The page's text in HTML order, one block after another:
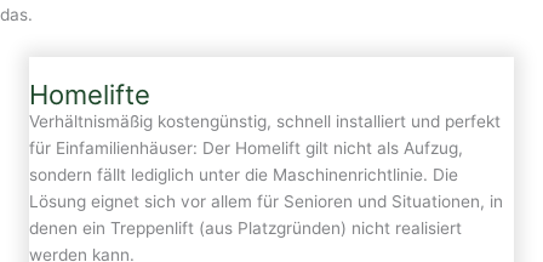
das.
Homelifte
Verhältnismäßig kostengünstig, schnell installiert und perfekt
für Einfamilienhäuser: Der Homelift gilt nicht als Aufzug,
sondern fällt lediglich unter die Maschinenrichtlinie. Die
Lösung eignet sich vor allem für Senioren und Situationen, in
denen ein Treppenlift (aus Platzgründen) nicht realisiert
werden kann.